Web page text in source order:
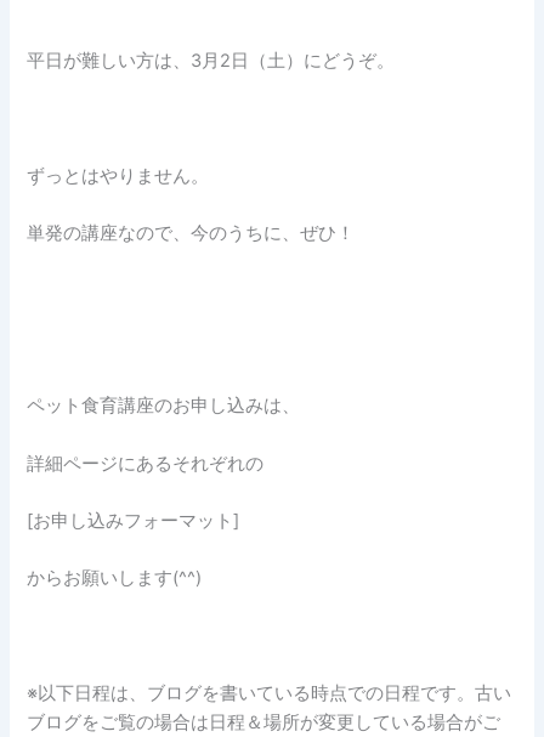
平日が難しい方は、3月2日（土）にどうぞ。
ずっとはやりません。
単発の講座なので、今のうちに、ぜひ！
ペット食育講座のお申し込みは、
詳細ページにあるそれぞれの
[お申し込みフォーマット]
からお願いします(^^)
※以下日程は、ブログを書いている時点での日程です。古い
ブログをご覧の場合は日程＆場所が変更している場合がご